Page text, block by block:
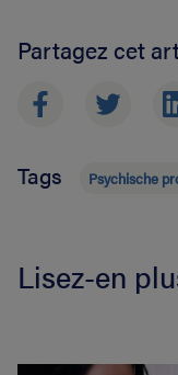
Partagez cet
Tags Psychische
Lisez-en